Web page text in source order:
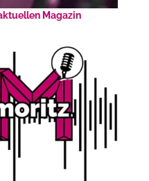
Magazin